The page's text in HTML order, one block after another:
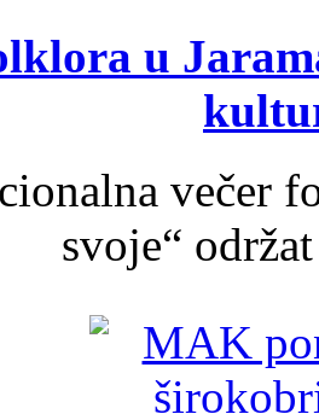
u
večer
svoje“